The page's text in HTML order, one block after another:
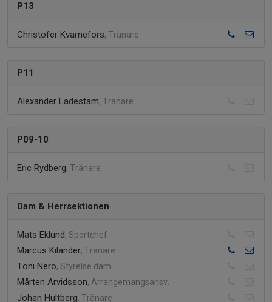
P13
Christofer Kvarnefors, Tränare
P11
Alexander Ladestam, Tränare
P09-10
Eric Rydberg, Tränare
Dam & Herrsektionen
Mats Eklund, Sportchef
Marcus Kilander, Tränare
Toni Nero, Styrelse dam
Mårten Arvidsson, Arrangemangsansv.
Johan Hultberg, Tränare